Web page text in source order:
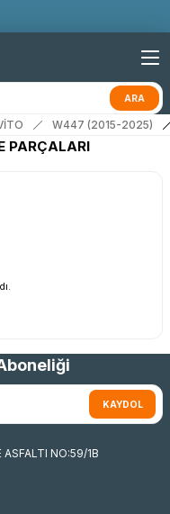
ARA
W447 (2015-2025)
PARÇALARI
KAYDOL
ASFALTI NO:59/1B